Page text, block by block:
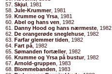
Skjul , 1981
Jule-Krummer, 1981
Krumme og Yrsa , 1981
Abel og hans ven , 1982
Danny Hood og hans nærmeste , 1982
De orangerøde sneglehuse , 1982
Farfar glemmer tiden , 1982
Fart på , 1982
Sømanden fortæller, 1982
Krumme og Yrsa på bustur, 1982
Arnold-gruppen , 1983
Blommebanden , 1983